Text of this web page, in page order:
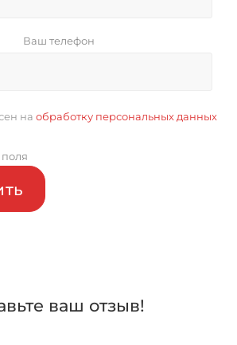
Ваш телефон
на обработку персональных данных
ваш отзыв!